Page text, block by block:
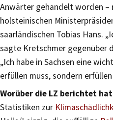
Anwärter gehandelt worden –
holsteinischen
saarländischen Tobias Hans.
sagte Kretschmer gegenüber
„Ich habe in Sachsen eine
erfüllen muss, sondern
Worüber die LZ berichtet
Statistiken zur